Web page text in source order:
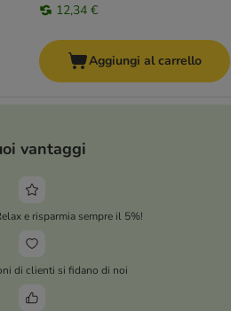
12,34 €
Aggiungi al carrello
vantaggi
e risparmia sempre il 5%!
di clienti si fidano di noi